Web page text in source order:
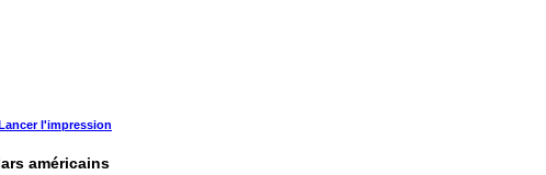
Lancer l'impression
américains